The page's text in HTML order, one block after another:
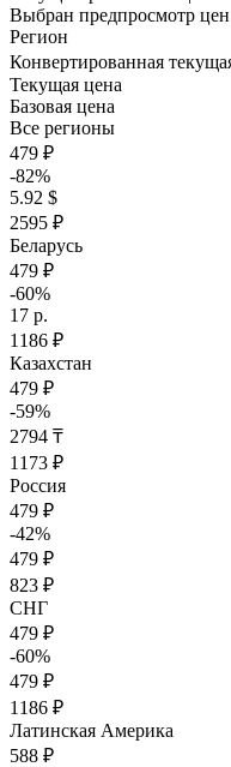
Выбран предпросмотр цен
Регион
Конвертированная
Текущая цена
Базовая цена
Все регионы
479 ₽
-82%
5.92 $
2595 ₽
Беларусь
479 ₽
-60%
17 р.
1186 ₽
Казахстан
479 ₽
-59%
2794 ₸
1173 ₽
Россия
479 ₽
-42%
479 ₽
823 ₽
СНГ
479 ₽
-60%
479 ₽
1186 ₽
Латинская Америка
588 ₽